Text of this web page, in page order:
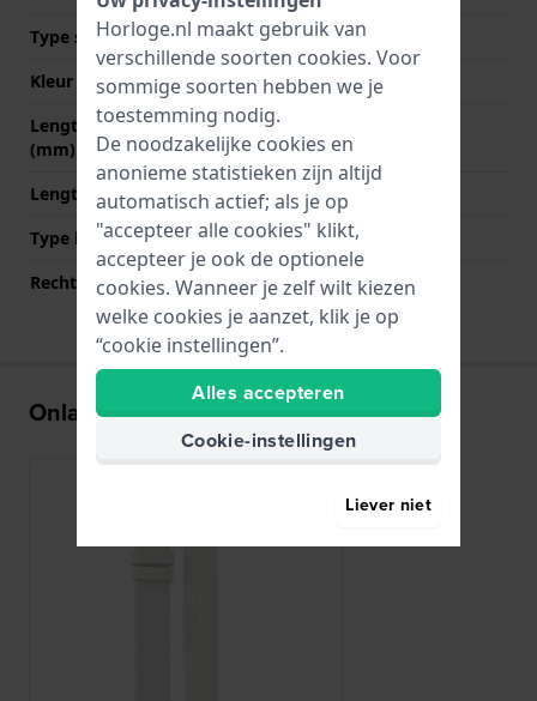
Type sluiting
Gesp
Kleur sluiting
Zilver
Lengte band op 12 uur
(mm)
70 mm
Lengte band op 6 uur (mm)
110 mm
Type bevestiging
Bandpennen
Rechte bandaanzet
Ja
Onlangs bekeken
Horloge.nl maakt gebruik van
verschillende soorten cookies. Voor
sommige soorten hebben we je
toestemming nodig.
De noodzakelijke cookies en
anonieme statistieken zijn altijd
automatisch actief; als je op
"accepteer alle cookies" klikt,
accepteer je ook de optionele
cookies. Wanneer je zelf wilt kiezen
welke cookies je aanzet, klik je op
“cookie instellingen”.
Alles accepteren
Cookie-instellingen
Liever niet